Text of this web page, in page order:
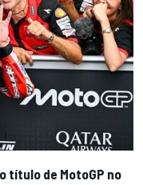
título de MotoGP no